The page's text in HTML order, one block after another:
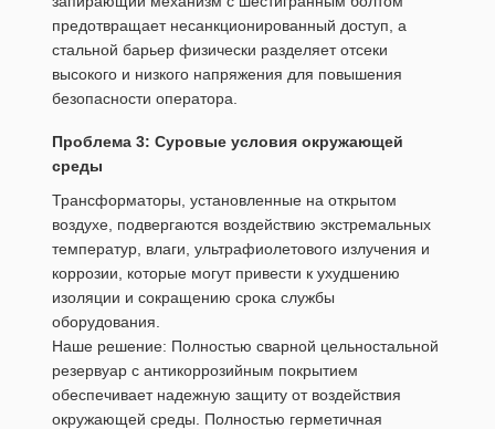
предотвращает несанкционированный доступ, а
стальной барьер физически разделяет отсеки
высокого и низкого напряжения для повышения
безопасности оператора.
Проблема 3: Суровые условия окружающей
среды
Трансформаторы, установленные на открытом
воздухе, подвергаются воздействию экстремальных
температур, влаги, ультрафиолетового излучения и
коррозии, которые могут привести к ухудшению
изоляции и сокращению срока службы
оборудования.
Наше решение: Полностью сварной цельностальной
резервуар с антикоррозийным покрытием
обеспечивает надежную защиту от воздействия
окружающей среды. Полностью герметичная